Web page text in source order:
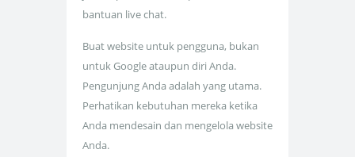
bantuan live chat.
Buat website untuk pengguna, bukan
untuk Google ataupun diri Anda.
Pengunjung Anda adalah yang utama.
Perhatikan kebutuhan mereka ketika
Anda mendesain dan mengelola website
Anda.